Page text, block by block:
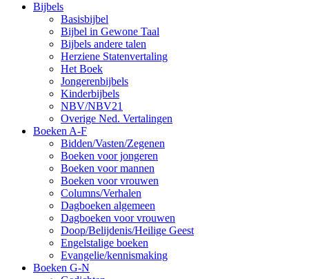
Bijbels
Basisbijbel
Bijbel in Gewone Taal
Bijbels andere talen
Herziene Statenvertaling
Het Boek
Jongerenbijbels
Kinderbijbels
NBV/NBV21
Overige Ned. Vertalingen
Boeken A-F
Bidden/Vasten/Zegenen
Boeken voor jongeren
Boeken voor mannen
Boeken voor vrouwen
Columns/Verhalen
Dagboeken algemeen
Dagboeken voor vrouwen
Doop/Belijdenis/Heilige Geest
Engelstalige boeken
Evangelie/kennismaking
Boeken G-N